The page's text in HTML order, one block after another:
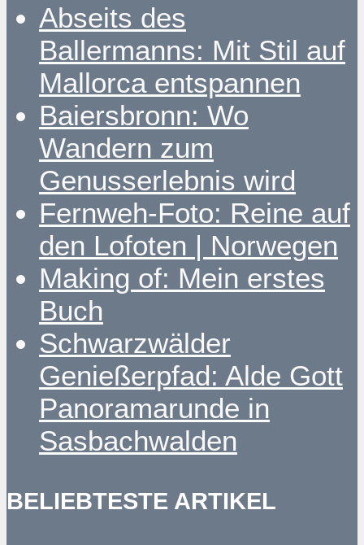
Abseits des
Ballermanns: Mit Stil auf
Mallorca entspannen
Baiersbronn: Wo
Wandern zum
Genusserlebnis wird
Fernweh-Foto: Reine auf
den Lofoten | Norwegen
Making of: Mein erstes
Buch
Schwarzwälder
Genießerpfad: Alde Gott
Panoramarunde in
Sasbachwalden
BELIEBTESTE ARTIKEL